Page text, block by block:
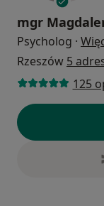
mgr
Psycholog ·
Rzeszów 5
125